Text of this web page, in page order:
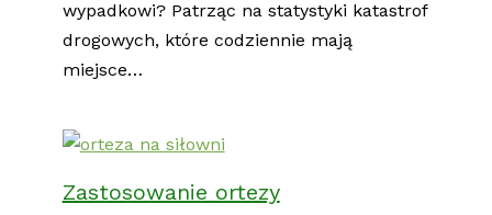
wypadkowi? Patrząc na statystyki katastrof
drogowych, które codziennie mają
miejsce…
Zastosowanie ortezy